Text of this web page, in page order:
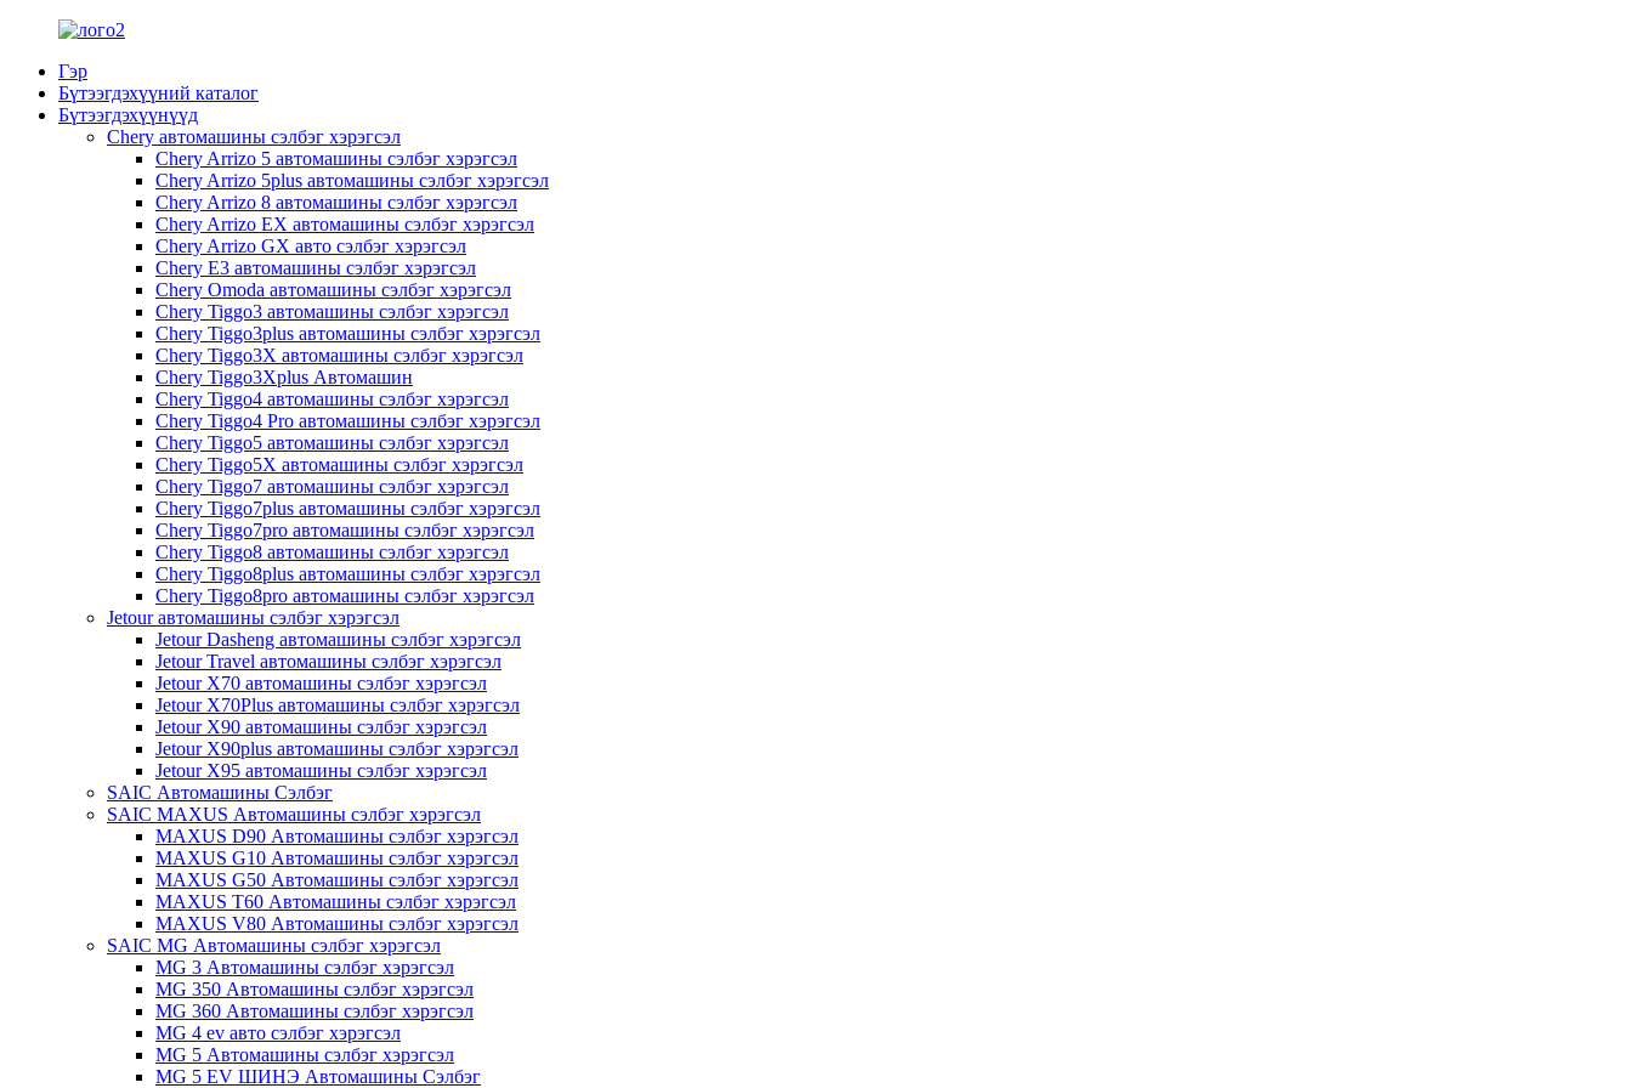
Гэр
Бүтээгдэхүүний каталог
Бүтээгдэхүүнүүд
Chery автомашины сэлбэг хэрэгсэл
Chery Arrizo 5 автомашины сэлбэг хэрэгсэл
Chery Arrizo 5plus автомашины сэлбэг хэрэгсэл
Chery Arrizo 8 автомашины сэлбэг хэрэгсэл
Chery Arrizo EX автомашины сэлбэг хэрэгсэл
Chery Arrizo GX авто сэлбэг хэрэгсэл
Chery E3 автомашины сэлбэг хэрэгсэл
Chery Omoda автомашины сэлбэг хэрэгсэл
Chery Tiggo3 автомашины сэлбэг хэрэгсэл
Chery Tiggo3plus автомашины сэлбэг хэрэгсэл
Chery Tiggo3X автомашины сэлбэг хэрэгсэл
Chery Tiggo3Xplus Автомашин
Chery Tiggo4 автомашины сэлбэг хэрэгсэл
Chery Tiggo4 Pro автомашины сэлбэг хэрэгсэл
Chery Tiggo5 автомашины сэлбэг хэрэгсэл
Chery Tiggo5X автомашины сэлбэг хэрэгсэл
Chery Tiggo7 автомашины сэлбэг хэрэгсэл
Chery Tiggo7plus автомашины сэлбэг хэрэгсэл
Chery Tiggo7pro автомашины сэлбэг хэрэгсэл
Chery Tiggo8 автомашины сэлбэг хэрэгсэл
Chery Tiggo8plus автомашины сэлбэг хэрэгсэл
Chery Tiggo8pro автомашины сэлбэг хэрэгсэл
Jetour автомашины сэлбэг хэрэгсэл
Jetour Dasheng автомашины сэлбэг хэрэгсэл
Jetour Travel автомашины сэлбэг хэрэгсэл
Jetour X70 автомашины сэлбэг хэрэгсэл
Jetour X70Plus автомашины сэлбэг хэрэгсэл
Jetour X90 автомашины сэлбэг хэрэгсэл
Jetour X90plus автомашины сэлбэг хэрэгсэл
Jetour X95 автомашины сэлбэг хэрэгсэл
SAIC Автомашины Сэлбэг
SAIC MAXUS Автомашины сэлбэг хэрэгсэл
MAXUS D90 Автомашины сэлбэг хэрэгсэл
MAXUS G10 Автомашины сэлбэг хэрэгсэл
MAXUS G50 Автомашины сэлбэг хэрэгсэл
MAXUS T60 Автомашины сэлбэг хэрэгсэл
MAXUS V80 Автомашины сэлбэг хэрэгсэл
SAIC MG Автомашины сэлбэг хэрэгсэл
MG 3 Автомашины сэлбэг хэрэгсэл
MG 350 Автомашины сэлбэг хэрэгсэл
MG 360 Автомашины сэлбэг хэрэгсэл
MG 4 ev авто сэлбэг хэрэгсэл
MG 5 Автомашины сэлбэг хэрэгсэл
MG 5 EV ШИНЭ Автомашины Сэлбэг